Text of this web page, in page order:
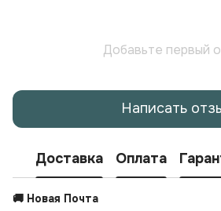
Добавьте первый
Написать
Доставка Оплата
🚚 Новая Почта